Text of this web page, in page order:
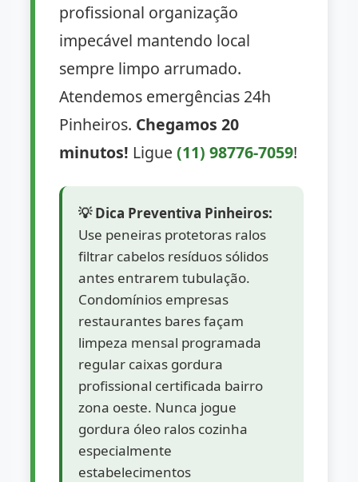
profissional organização
impecável mantendo local
sempre limpo arrumado.
Atendemos emergências 24h
Pinheiros. Chegamos 20
minutos! Ligue(11) 98776-7059!
💡 Dica Preventiva Pinheiros:
Use peneiras protetoras ralos
filtrar cabelos resíduos sólidos
antes entrarem tubulação.
Condomínios empresas
restaurantes bares façam
limpeza mensal programada
regular caixas gordura
profissional certificada bairro
zona oeste. Nunca jogue
gordura óleo ralos cozinha
especialmente
estabelecimentos